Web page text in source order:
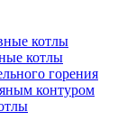
котлы
котлы
горения
контуром